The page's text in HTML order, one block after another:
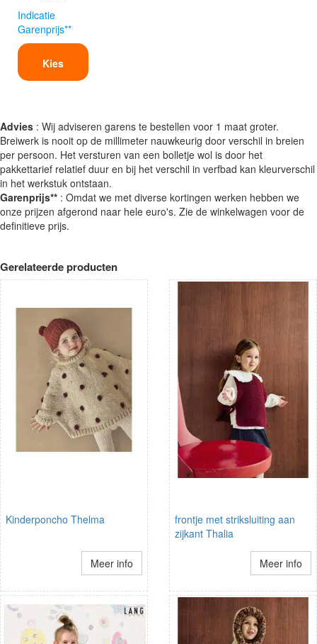
Indicatie
Garenprijs**
Kies
Advies : Wij adviseren garens te bestellen voor 1 maat groter.
Breiwerk is nooit op de millimeter nauwkeurig door verschil in breien
per persoon. Het versturen van een bolletje wol is door het
pakkettarief relatief duur en bij het verschil in verfbad kan kleurverschil
in het werkstuk ontstaan.
Garenprijs** : Omdat we met diverse kortingen werken hebben we
onze prijzen afgerond naar hele euro's. Zie de winkelwagen voor de
definitieve prijs.
Gerelateerde producten
Kinderponcho Thelma
Meer info
frontje met striksluiting aan
zijkant Thalia
Meer info